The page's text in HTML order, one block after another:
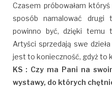
Czasem próbowałam
sposób namalować drugi
powinno być, dzięki temu
Artyści sprzedają swe
jest to konieczność, gdyż to
KS : Czy ma Pani na
wystawy, do których